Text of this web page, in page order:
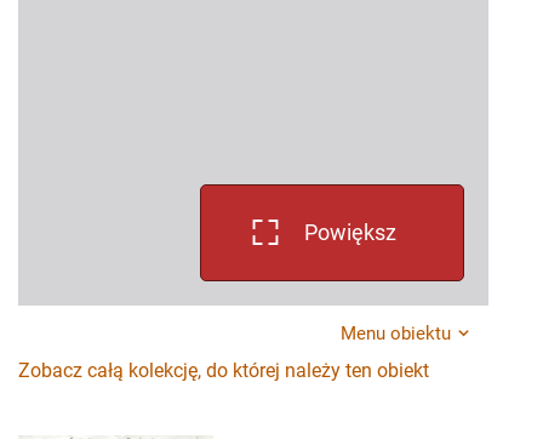
Powiększ
Menu obiektu
Zobacz całą kolekcję, do której należy ten obiekt